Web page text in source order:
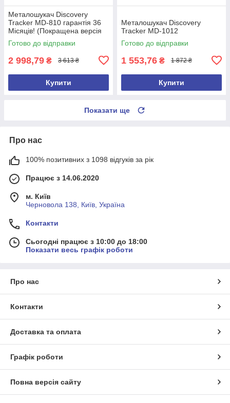
Металошукач Discovery
Tracker MD-810 гарантія 36
Місяців! (Покращена версія
2026 року)
Готово до відправки
2 998,79 ₴ 3 613 ₴
Купити
Металошукач Discovery
Tracker MD-1012
Готово до відправки
1 553,76 ₴ 1 872 ₴
Купити
Показати ще
Про нас
100% позитивних з 1098 відгуків за рік
Працює з 14.06.2020
м. Київ
Черновола 138, Київ, Україна
Контакти
Сьогодні працює з 10:00 до 18:00
Показати весь графік роботи
Про нас
Контакти
Доставка та оплата
Графік роботи
Повна версія сайту